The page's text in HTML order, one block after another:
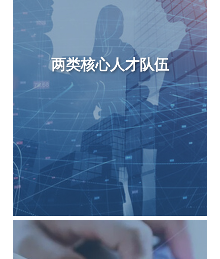
整合和提升价值，实现公司经济效益最大化，实现
股东、员工以及外部合作方的和谐共赢。
两类核心人才队伍